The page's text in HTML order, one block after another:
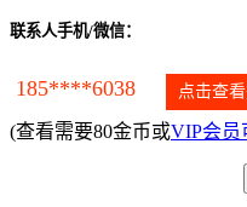
联系人手机/微信：
185****6038 点击查
(查看需要80金币或VIP会员